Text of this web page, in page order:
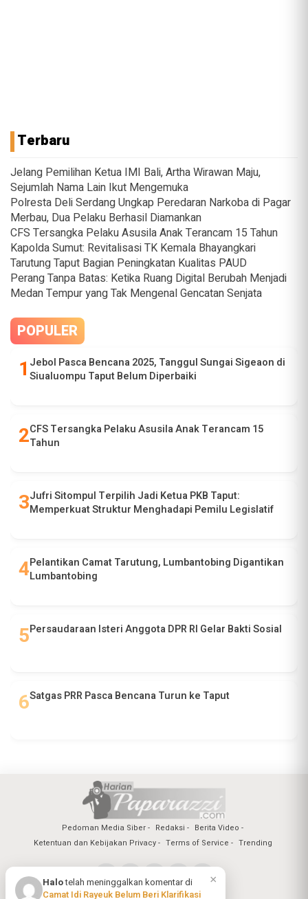
Terbaru
Jelang Pemilihan Ketua IMI Bali, Artha Wirawan Maju,
Sejumlah Nama Lain Ikut Mengemuka
Polresta Deli Serdang Ungkap Peredaran Narkoba di Pagar
Merbau, Dua Pelaku Berhasil Diamankan
CFS Tersangka Pelaku Asusila Anak Terancam 15 Tahun
Kapolda Sumut: Revitalisasi TK Kemala Bhayangkari
Tarutung Taput Bagian Peningkatan Kualitas PAUD
Perang Tanpa Batas: Ketika Ruang Digital Berubah Menjadi
Medan Tempur yang Tak Mengenal Gencatan Senjata
POPULER
Jebol Pasca Bencana 2025, Tanggul Sungai Sigeaon di
Siualuompu Taput Belum Diperbaiki
CFS Tersangka Pelaku Asusila Anak Terancam 15
Tahun
Jufri Sitompul Terpilih Jadi Ketua PKB Taput:
Memperkuat Struktur Menghadapi Pemilu Legislatif
Pelantikan Camat Tarutung, Lumbantobing Digantikan
Lumbantobing
Persaudaraan Isteri Anggota DPR RI Gelar Bakti Sosial
Satgas PRR Pasca Bencana Turun ke Taput
Pedoman Media Siber Redaksi
Berita Video
Ketentuan dan Kebijakan Privacy
Terms of Service Trending
×
Halotelah meninggalkan komentar di
Camat Idi Rayeuk Belum Beri Klarifikasi